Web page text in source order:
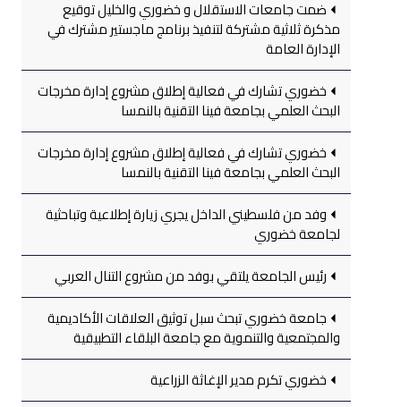
ضمت جامعات الاستقلال و خضوري والخليل توقيع
مذكرة ثلاثية مشتركة لتنفيذ برنامج ماجستير مشترك في
الإدارة العامة
خضوري تشارك في فعالية إطلاق مشروع إدارة مخرجات
البحث العلمي بجامعة فينا التقنية بالنمسا
خضوري تشارك في فعالية إطلاق مشروع إدارة مخرجات
البحث العلمي بجامعة فينا التقنية بالنمسا
وفد من فلسطيني الداخل يجري زيارة إطلاعية وتباحثية
لجامعة خضوري
رئيس الجامعة يلتقي بوفد من مشروع التنال العربي
جامعة خضوري تبحث سبل توثيق العلاقات الأكاديمية
والمجتمعية والتنموية مع جامعة البلقاء التطبيقية
خضوري تكرم مدير الإغاثة الزراعية